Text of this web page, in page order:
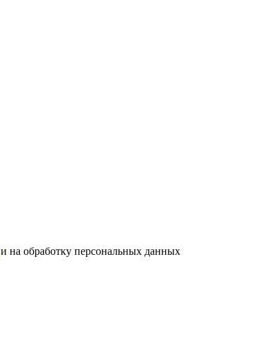
и на обработку персональных данных